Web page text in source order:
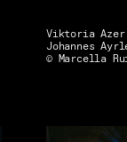
Viktoria
Johannes
© Marcella